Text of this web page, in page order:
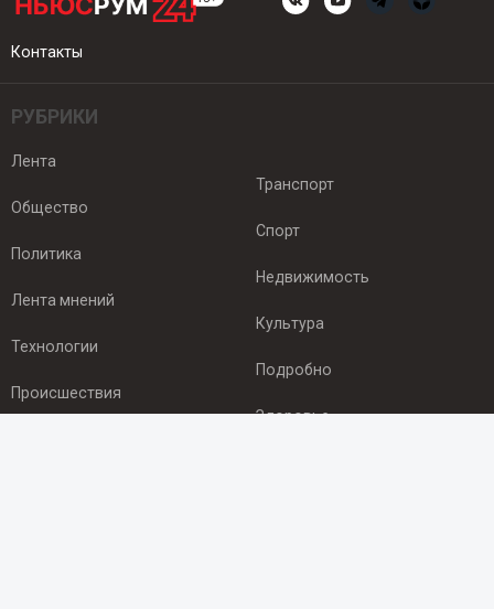
Контакты
РУБРИКИ
Лента
Общество
Политика
Лента мнений
Технологии
Происшествия
Транспорт
Спорт
Недвижимость
Культура
Подробно
Здоровье